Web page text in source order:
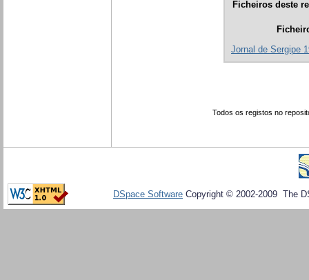
Ficheiros deste
Jornal de Sergipe
Todos os registos no
DSpace Software Copyright © 2002-2009 The